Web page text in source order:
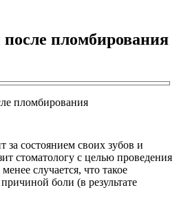
после пломбирования
за состоянием своих зубов и
стоматологу с целью проведения
случается, что такое
боли (в результате